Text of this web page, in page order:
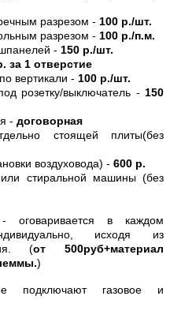
разрезом - 100 р./шт.
разрезом - 100 р./п.м.
- 150 р./шт.
за 1 отверстие
вертикали - 100 р./шт.
розетку/выключатель - 150
- договорная
стоящей плиты(без
воздуховода) - 600 р.
или стиральной машины (без
- оговаривается в каждом
исходя из
(от 500руб+материал
)
подключают газовое и